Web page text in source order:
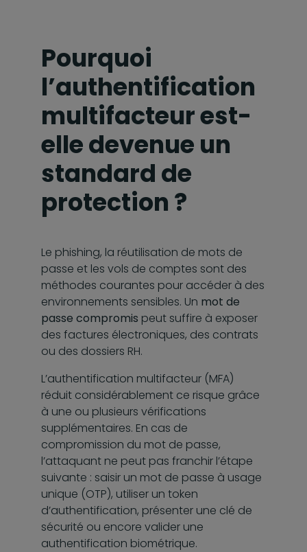
Pourquoi
l’authentification
multifacteur est-
elle devenue un
standard de
protection ?
Le phishing, la réutilisation de mots de
passe et les vols de comptes sont des
méthodes courantes pour accéder à des
environnements sensibles. Un mot de
passe compromis peut suffire à exposer
des factures électroniques, des contrats
ou des dossiers RH.
L’authentification multifacteur (MFA)
réduit considérablement ce risque grâce
à une ou plusieurs vérifications
supplémentaires. En cas de
compromission du mot de passe,
l’attaquant ne peut pas franchir l’étape
suivante : saisir un mot de passe à usage
unique (OTP), utiliser un token
d’authentification, présenter une clé de
sécurité ou encore valider une
authentification biométrique.